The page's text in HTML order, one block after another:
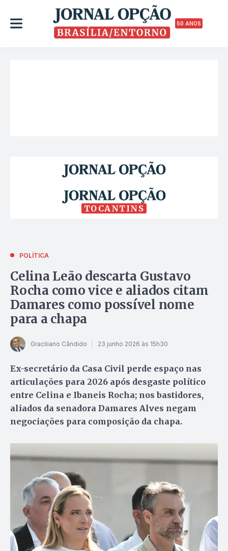
50 ANOS
TOCANTINS
POLÍTICA
Celina Leão descarta Gustavo
Rocha como vice e aliados citam
Damares como possível nome
para a chapa
Graciliano Cândido 23 junho 2026 às 15h30
Ex-secretário da Casa Civil perde espaço nas
articulações para 2026 após desgaste político
entre Celina e Ibaneis Rocha; nos bastidores,
aliados da senadora Damares Alves negam
negociações para composição da chapa.